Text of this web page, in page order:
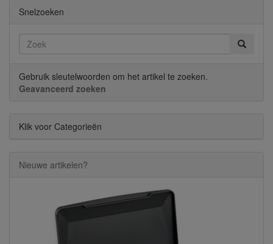
Snelzoeken
Gebruik sleutelwoorden om het artikel te zoeken.
Geavanceerd zoeken
Klik voor Categorieën
Nieuwe artikelen?